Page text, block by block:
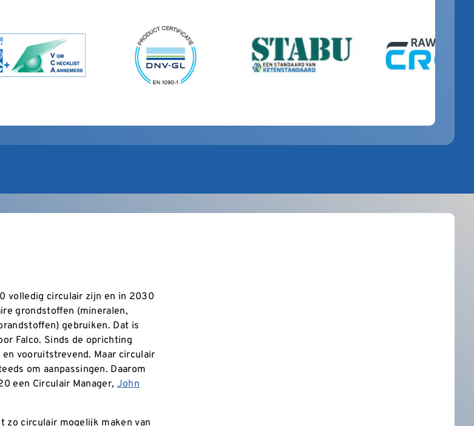
volledig circulair zijn en in 2030
grondstoffen (mineralen,
gebruiken. Dat is
Falco. Sinds de oprichting
vooruitstrevend. Maar circulair
om aanpassingen. Daarom
een Circulair Manager, John
zo circulair mogelijk maken van